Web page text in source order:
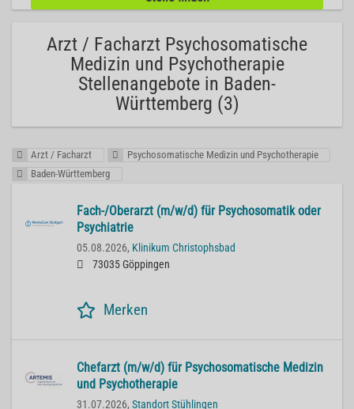
Arzt / Facharzt Psychosomatische
Medizin und Psychotherapie
Stellenangebote in Baden-
Württemberg (3)
Arzt / Facharzt
Psychosomatische Medizin und Psychotherapie
Baden-Württemberg
Fach-/Oberarzt (m/w/d) für Psychosomatik oder
Psychiatrie
05.08.2026, Klinikum Christophsbad
73035 Göppingen
Merken
Chefarzt (m/w/d) für Psychosomatische Medizin
und Psychotherapie
31.07.2026, Standort Stühlingen